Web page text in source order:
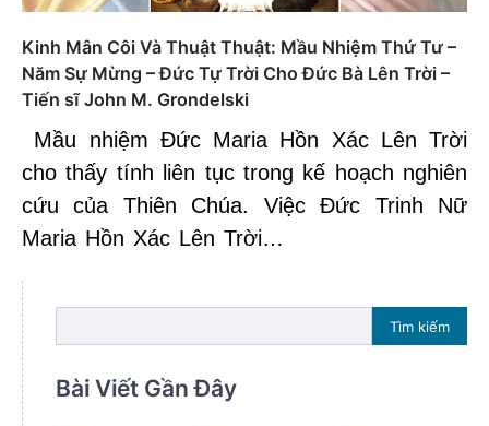
Kinh Mân Côi Và Thuật Thuật: Mầu Nhiệm Thứ Tư –
Năm Sự Mừng – Đức Tự Trời Cho Đức Bà Lên Trời –
Tiến sĩ John M. Grondelski
Mầu nhiệm Đức Maria Hồn Xác Lên Trời
cho thấy tính liên tục trong kế hoạch nghiên
cứu của Thiên Chúa. Việc Đức Trinh Nữ
Maria Hồn Xác Lên Trời…
Tìm kiếm
Bài Viết Gần Đây